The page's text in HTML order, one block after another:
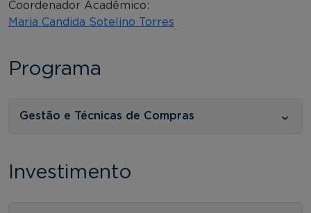
Coordenador Acadêmico:
Maria Candida Sotelino Torres
Programa
Gestão e Técnicas de Compras
Investimento